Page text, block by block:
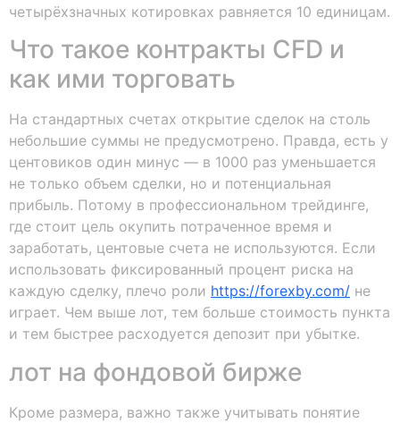
четырёхзначных котировках равняется 10 единицам.
Что такое контракты CFD и
как ими торговать
На стандартных счетах открытие сделок на столь
небольшие суммы не предусмотрено. Правда, есть у
центовиков один минус — в 1000 раз уменьшается
не только объем сделки, но и потенциальная
прибыль. Потому в профессиональном трейдинге,
где стоит цель окупить потраченное время и
заработать, центовые счета не используются. Если
использовать фиксированный процент риска на
каждую сделку, плечо роли https://forexby.com/ не
играет. Чем выше лот, тем больше стоимость пункта
и тем быстрее расходуется депозит при убытке.
лот на фондовой бирже
Кроме размера, важно также учитывать понятие